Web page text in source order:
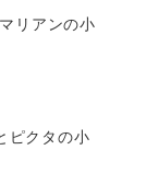
リアンの小
ピクタの小